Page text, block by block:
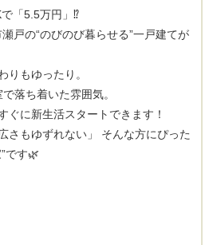
「5.5万円」⁉
戸の“のびのび暮らせる”一戸建てが
りもゆったり。
落ち着いた雰囲気。
ぐに新生活スタートできます！
さもゆずれない」 そんな方にぴった
です🌿